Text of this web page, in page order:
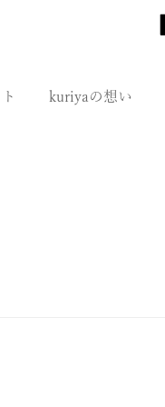
kuriyaの想い